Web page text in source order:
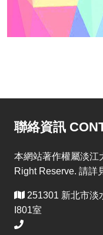
聯絡資訊
本網站著作權屬淡江
Right Reserve. 請詳
251301 新北市淡
I801室